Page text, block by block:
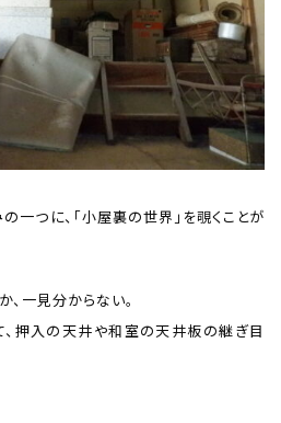
つに、「小屋裏の世界」を覗くことが
一見分からない。
、押入の天井や和室の天井板の継ぎ目